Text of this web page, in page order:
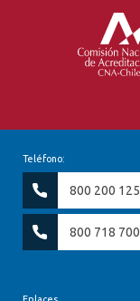
Teléfono:
800 200 125
800 718 700
Enlaces